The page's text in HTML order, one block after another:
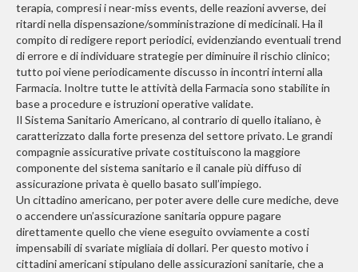
terapia, compresi i near-miss events, delle reazioni avverse, dei
ritardi nella dispensazione/somministrazione di medicinali. Ha il
compito di redigere report periodici, evidenziando eventuali trend
di errore e di individuare strategie per diminuire il rischio clinico;
tutto poi viene periodicamente discusso in incontri interni alla
Farmacia. Inoltre tutte le attività della Farmacia sono stabilite in
base a procedure e istruzioni operative validate.
Il Sistema Sanitario Americano, al contrario di quello italiano, è
caratterizzato dalla forte presenza del settore privato. Le grandi
compagnie assicurative private costituiscono la maggiore
componente del sistema sanitario e il canale più diffuso di
assicurazione privata è quello basato sull’impiego.
Un cittadino americano, per poter avere delle cure mediche, deve
o accendere un’assicurazione sanitaria oppure pagare
direttamente quello che viene eseguito ovviamente a costi
impensabili di svariate migliaia di dollari. Per questo motivo i
cittadini americani stipulano delle assicurazioni sanitarie, che a